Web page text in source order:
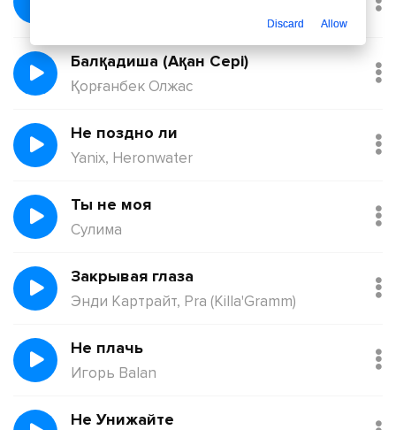
Балқадиша (Ақан Сері)
Қорғанбек Олжас
Не поздно ли
Yanix, Heronwater
Ты не моя
Сулима
Закрывая глаза
Энди Картрайт, Pra (Killa'Gramm)
Не плачь
Игорь Balan
Не Унижайте
Discard Allow